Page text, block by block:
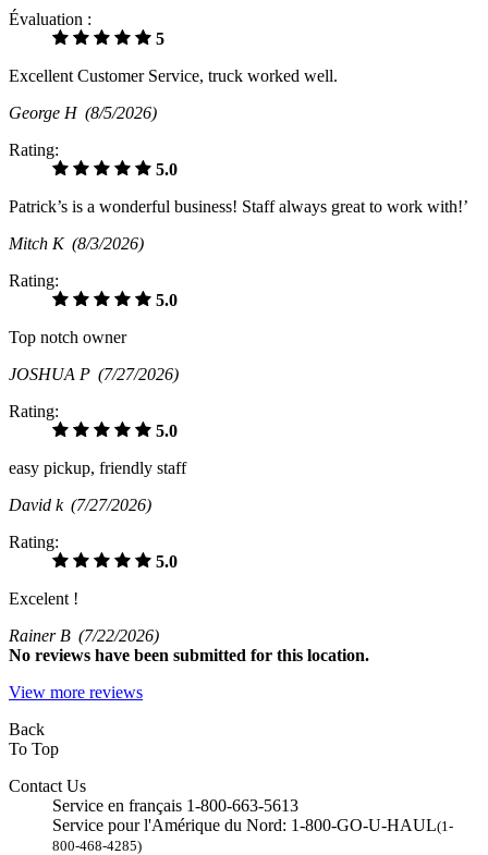
Évaluation :
5
Excellent Customer Service, truck worked well.
George H (8/5/2026)
Rating:
5.0
Patrick’s is a wonderful business! Staff always great to work with!’
Mitch K (8/3/2026)
Rating:
5.0
Top notch owner
JOSHUA P (7/27/2026)
Rating:
5.0
easy pickup, friendly staff
David k (7/27/2026)
Rating:
5.0
Excelent !
Rainer B (7/22/2026)
No reviews have been submitted for this location.
View more reviews
Back
To Top
Contact Us
Service en français 1-800-663-5613
Service pour l'Amérique du Nord: 1-800-GO-U-HAUL(1-
800-468-4285)